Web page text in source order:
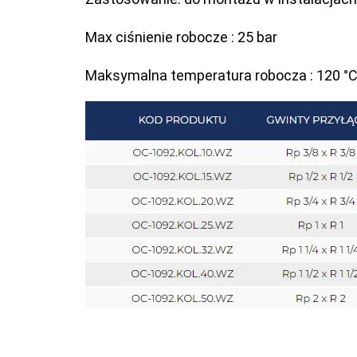
Max ciśnienie robocze : 25 bar
Maksymalna temperatura robocza : 120 °C